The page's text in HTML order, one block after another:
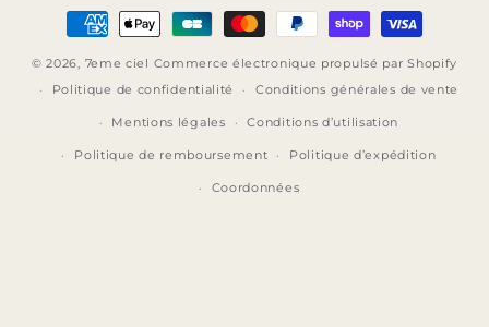
Moyens
de
paiement
© 2026, 7eme ciel Commerce électronique propulsé par Shopify
Politique de confidentialité
Conditions générales de vente
Mentions légales Conditions d’utilisation
Politique de remboursement Politique d’expédition
Coordonnées